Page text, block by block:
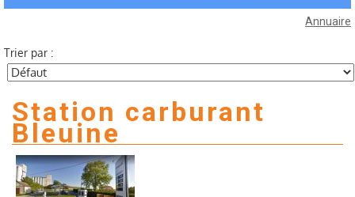
Annuaire
Trier par :
Station carburant
Bleuine